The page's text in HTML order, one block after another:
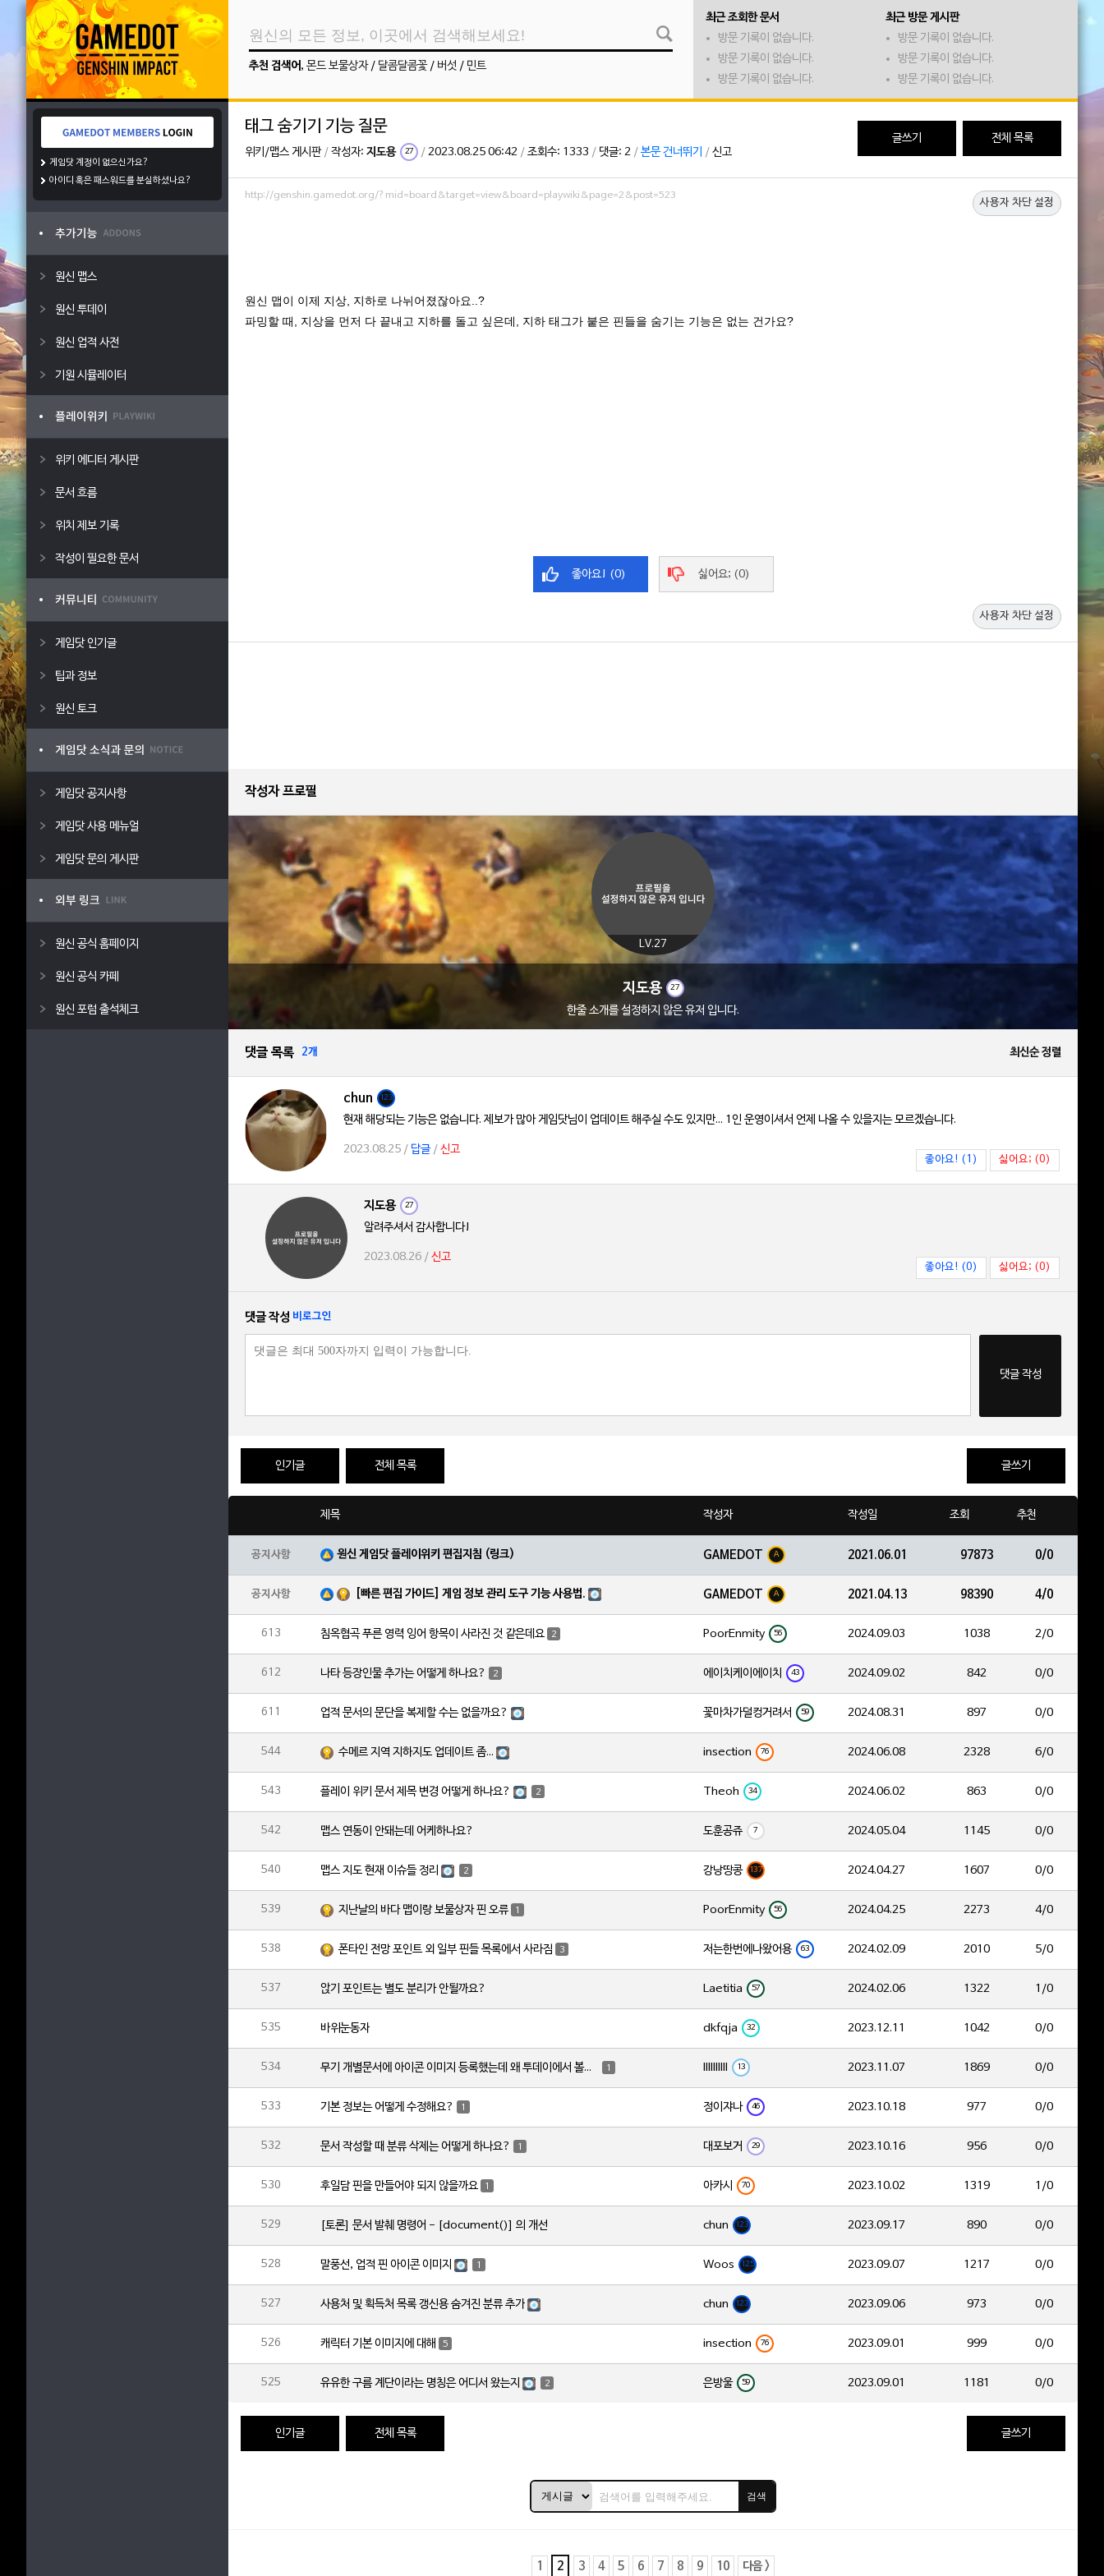
게임닷 계정이 없으신가요?
아이디 혹은 패스워드를 분실하셨나요?
원신 맵스
원신 투데이
원신 업적 사전
기원 시뮬레이터
위키 에디터 게시판
문서 흐름
위치 제보 기록
작성이 필요한 문서
게임닷 인기글
팁과 정보
원신 토크
게임닷 공지사항
게임닷 사용 메뉴얼
게임닷 문의 게시판
원신 공식 홈페이지
원신 공식 카페
원신 포럼 출석체크
추천 검색어 , 몬드 보물상자/ 달콤달콤꽃/ 버섯 / 민트
최근 조회한 문서
방문 기록이 없습니다.
방문 기록이 없습니다.
방문 기록이 없습니다.
최근 방문 게시판
방문 기록이 없습니다.
방문 기록이 없습니다.
방문 기록이 없습니다.
태그 숨기기 기능 질문
위키/맵스 게시판/ 작성자: 지도용 27 / 2023.08.25 06:42 / 조회수: 1333 / 댓글: 2 / 본문 건너뛰기 / 신고
글쓰기 전체 목록
http://genshin.gamedot.org/?mid=board&target=view&board=playwiki&page=2&post=523
사용자 차단 설정
원신 맵이 이제 지상, 지하로 나뉘어졌잖아요..?
파밍할 때, 지상을 먼저 다 끝내고 지하를 돌고 싶은데, 지하 태그가 붙은 핀들을 숨기는 기능은 없는 건가요?
좋아요! (0) 싫어요; (0)
사용자 차단 설정
작성자 프로필
LV.27
지도용 27
한줄 소개를 설정하지 않은 유저 입니다.
댓글 목록 2개 최신순 정렬
chun 123
현재 해당되는 기능은 없습니다. 제보가 많아 게임닷님이 업데이트 해주실 수도 있지만... 1인 운영이셔서 언제 나올 수 있을지는 모르겠습니다.
2023.08.25 / 답글/ 신고
좋아요! (1) 싫어요; (0)
지도용 27
알려주셔서 감사합니다!
2023.08.26 / 신고
좋아요! (0) 싫어요; (0)
댓글 작성 비로그인
댓글 작성
인기글 전체 목록 글쓰기
제목 작성자 작성일 조회 추천
공지사항 원신 게임닷 플레이위키 편집지침 (링크) GAMEDOT A 2021.06.01 97873 0/0
공지사항 [빠른 편집 가이드] 게임 정보 관리 도구 기능 사용법. GAMEDOT A 2021.04.13 98390 4/0
613 침옥협곡 푸른 영력 잉어 항목이 사라진 것 같은데요 2 PoorEnmity 56 2024.09.03 1038 2/0
612 나타 등장인물 추가는 어떻게 하나요? 2 에이치케이에이치 43 2024.09.02 842 0/0
611 업적 문서의 문단을 복제할 수는 없을까요? 꽃마차가덜컹거려서 59 2024.08.31 897 0/0
544 수메르 지역 지하지도 업데이트 좀... insection 76 2024.06.08 2328 6/0
543 플레이 위키 문서 제목 변경 어떻게 하나요? 2 Theoh 34 2024.06.02 863 0/0
542 맵스 연동이 안돼는데 어케하나요? 도훈공쥬 7 2024.05.04 1145 0/0
540 맵스 지도 현재 이슈들 정리 2 강낭땅콩 137 2024.04.27 1607 0/0
539 지난날의 바다 맵이랑 보물상자 핀 오류 1 PoorEnmity 56 2024.04.25 2273 4/0
538 폰타인 전망 포인트 외 일부 핀들 목록에서 사라짐 3 저는한번에나왔어용 63 2024.02.09 2010 5/0
537 앉기 포인트는 별도 분리가 안될까요? Laetitia 57 2024.02.06 1322 1/0
535 바위눈동자 dkfqja 32 2023.12.11 1042 0/0
534 무기 개별문서에 아이콘 이미지 등록했는데 왜 투데이에서 볼때는 안바뀌나여 1 13 2023.11.07 1869 0/0
533 기본 정보는 어떻게 수정해요? 1 정이쟈나 46 2023.10.18 977 0/0
532 문서 작성할 때 분류 삭제는 어떻게 하나요? 1 대포보거 29 2023.10.16 956 0/0
530 후일담 핀을 만들어야 되지 않을까요 1 아카시 70 2023.10.02 1319 1/0
529 [토론] 문서 발췌 명령어 - [document()] 의 개선 chun 123 2023.09.17 890 0/0
528 말풍선, 업적 핀 아이콘 이미지 1 Woos 125 2023.09.07 1217 0/0
527 사용처 및 획득처 목록 갱신용 숨겨진 분류 추가 chun 123 2023.09.06 973 0/0
526 캐릭터 기본 이미지에 대해 5 insection 76 2023.09.01 999 0/0
525 유유한 구름 계단이라는 명칭은 어디서 왔는지 2 은방울 59 2023.09.01 1181 0/0
인기글 전체 목록 글쓰기
검색
1 2 3 4 5 6 7 8 9 10 다음 >